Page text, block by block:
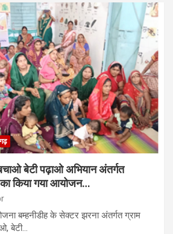
बेटी पढ़ाओ अभियान अंतर्गत
किया गया आयोजन…
बम्हनीडीह के सेक्टर झरना अंतर्गत ग्राम
बेटी…